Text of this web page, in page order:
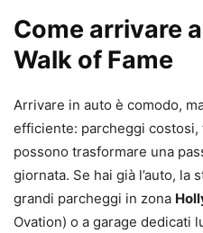
Come arrivare
Walk of Fame
Arrivare in auto è comodo,
efficiente: parcheggi
possono trasformare una
giornata. Se hai già l’auto, la
grandi parcheggi in zona
Ovation) o a garage dedicati